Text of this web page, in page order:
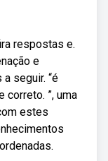
respostas e.
e
seguir. “é
correto. ”, uma
estes